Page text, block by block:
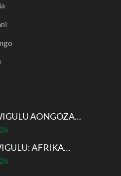
AONGOZA…
AFRIKA…